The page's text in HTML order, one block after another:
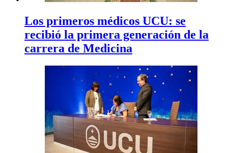
Los primeros médicos UCU: se
recibió la primera generación de la
carrera de Medicina